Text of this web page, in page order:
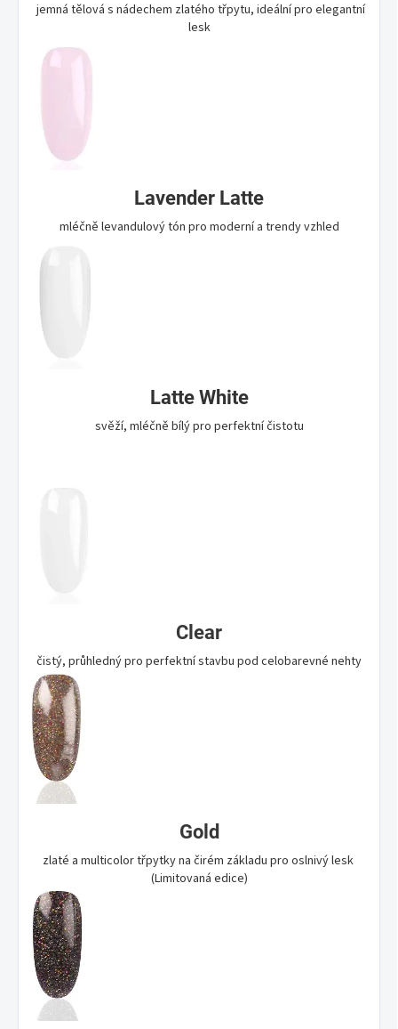
jemná tělová s nádechem zlatého třpytu, ideální pro elegantní
lesk
Lavender Latte
mléčně levandulový tón pro moderní a trendy vzhled
Latte White
svěží, mléčně bílý pro perfektní čistotu
Clear
čistý, průhledný pro perfektní stavbu pod celobarevné nehty
Gold
zlaté a multicolor třpytky na čirém základu pro oslnivý lesk
(Limitovaná edice)